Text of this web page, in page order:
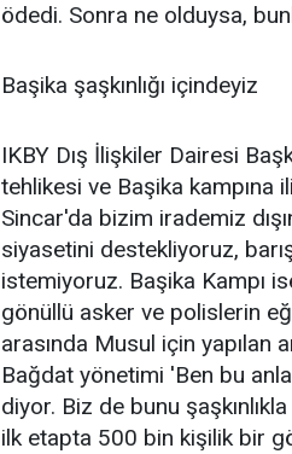
ödedi. Sonra ne olduysa,
Başika şaşkınlığı içindeyiz
IKBY Dış İlişkiler Dairesi
tehlikesi ve Başika kampına
Sincar'da bizim irademiz
siyasetini destekliyoruz,
istemiyoruz. Başika Kampı
gönüllü asker ve polislerin
arasında Musul için yapılan
Bağdat yönetimi 'Ben bu
diyor. Biz de bunu
ilk etapta 500 bin kişilik bir